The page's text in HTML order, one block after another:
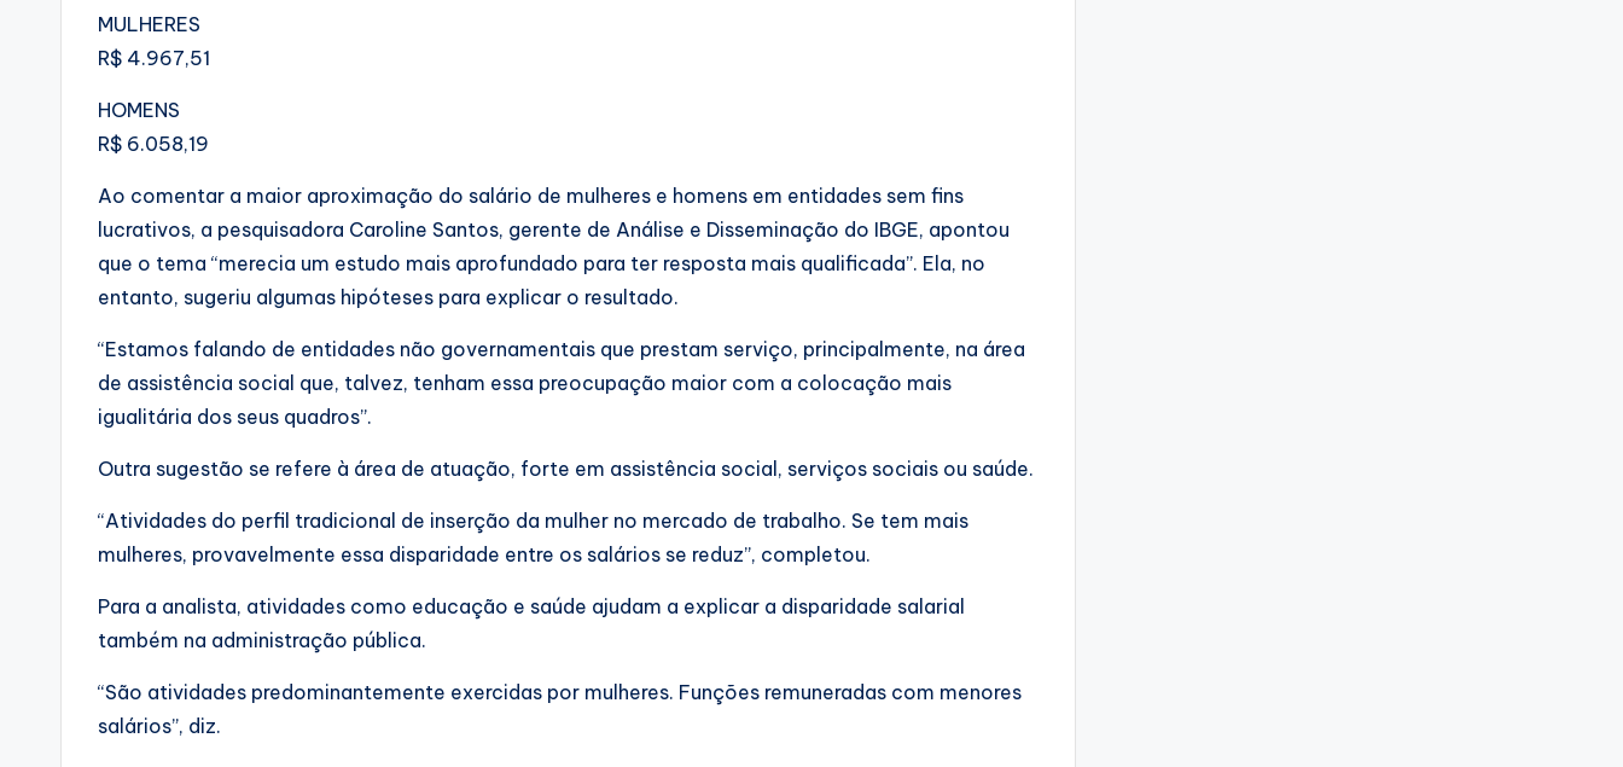
MULHERES
R$ 4.967,51
HOMENS
R$ 6.058,19
Ao comentar a maior aproximação do salário de mulheres e homens em entidades sem fins
lucrativos, a pesquisadora Caroline Santos, gerente de Análise e Disseminação do IBGE, apontou
que o tema “merecia um estudo mais aprofundado para ter resposta mais qualificada”. Ela, no
entanto, sugeriu algumas hipóteses para explicar o resultado.
“Estamos falando de entidades não governamentais que prestam serviço, principalmente, na área
de assistência social que, talvez, tenham essa preocupação maior com a colocação mais
igualitária dos seus quadros”.
Outra sugestão se refere à área de atuação, forte em assistência social, serviços sociais ou saúde.
“Atividades do perfil tradicional de inserção da mulher no mercado de trabalho. Se tem mais
mulheres, provavelmente essa disparidade entre os salários se reduz”, completou.
Para a analista, atividades como educação e saúde ajudam a explicar a disparidade salarial
também na administração pública.
“São atividades predominantemente exercidas por mulheres. Funções remuneradas com menores
salários”, diz.